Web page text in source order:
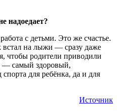
надоедает?
с детьми. Это же счастье.
встал на лыжи — сразу даже
чтобы родители приводили
— самый здоровый,
для ребёнка, да и для
Источник